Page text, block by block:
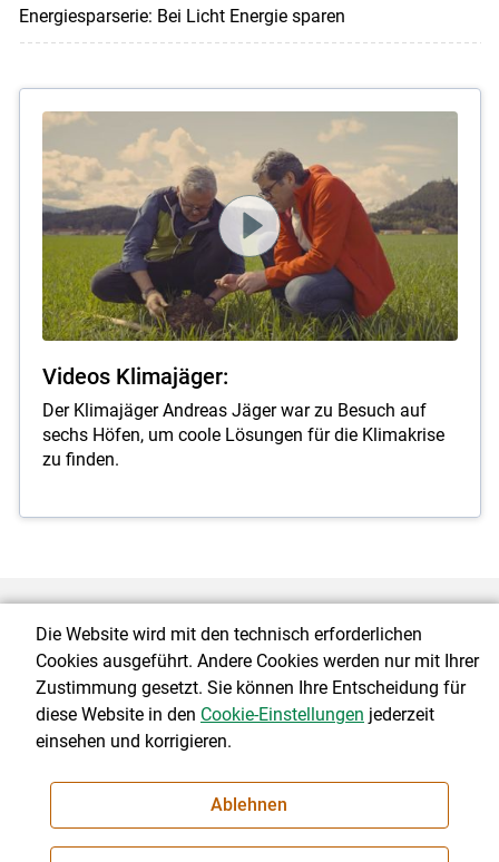
Energiesparserie: Bei Licht Energie sparen
Videos Klimajäger:
Der Klimajäger Andreas Jäger war zu Besuch auf
sechs Höfen, um coole Lösungen für die Klimakrise
zu finden.
© 2026 vbg.lko.at
Landwirtschaftskammer Vorarlberg
Montfortstraße 9, 6900 Bregenz
Telefon: +43 (0) 5574 400-0
Die Website wird mit den technisch erforderlichen
Cookies ausgeführt. Andere Cookies werden nur mit Ihrer
Zustimmung gesetzt. Sie können Ihre Entscheidung für
diese Website in den Cookie-Einstellungen jederzeit
einsehen und korrigieren.
Ablehnen